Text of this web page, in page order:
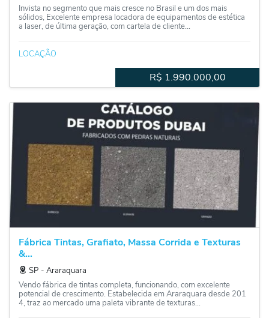
Invista no segmento que mais cresce no Brasil e um dos mais
sólidos, Excelente empresa locadora de equipamentos de estética
a laser, de última geração, com cartela de cliente...
LOCAÇÃO
R$ 1.990.000,00
Fábrica Tintas, Grafiato, Massa Corrida e Texturas
&...
SP ‐ Araraquara
Vendo fábrica de tintas completa, funcionando, com excelente
potencial de crescimento. Estabelecida em Araraquara desde 201
4, traz ao mercado uma paleta vibrante de texturas...